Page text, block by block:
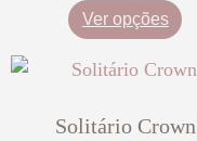
Ver opções
Solitário Crown